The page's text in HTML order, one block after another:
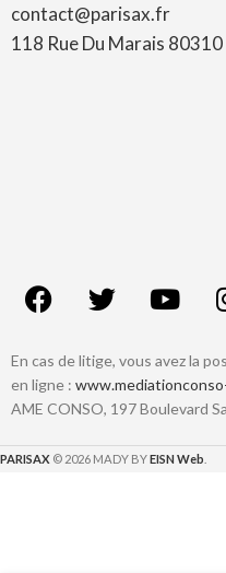
contact@parisax.fr
118 Rue Du Marais
En cas de litige, vous avez la
en ligne :
AME CONSO, 197 Boulevard
PARISAX © 2026 MADY BYEISN Web